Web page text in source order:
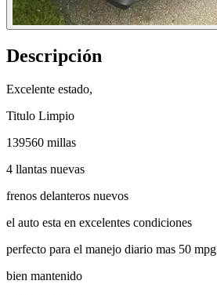
Descripción
Excelente estado,
Titulo Limpio
139560 millas
4 llantas nuevas
frenos delanteros nuevos
el auto esta en excelentes condiciones
perfecto para el manejo diario mas 50 mpg
bien mantenido